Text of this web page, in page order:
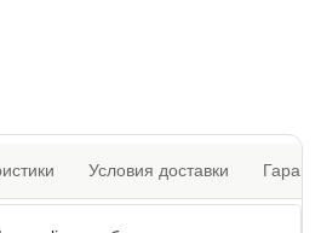
Условия доставки